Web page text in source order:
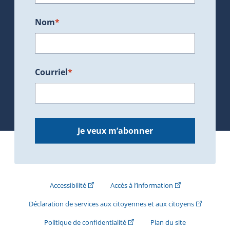
Nom*
Courriel*
Je veux m’abonner
Accessibilité(Cet hyperlien externe s'ouvrira dans une
Accès à l’information(Cet hyperlien
Déclaration de services aux citoyennes et aux citoyens(Cet
Politique de confidentialité(Cet hyperlien externe s'ouvrira
Plan du site